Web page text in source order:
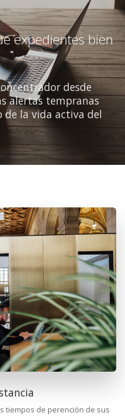
expedientes bien
desde
alertas tempranas
de la vida activa del
tiempos de perención de sus